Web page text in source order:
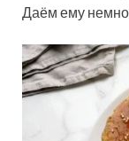
Даём ему